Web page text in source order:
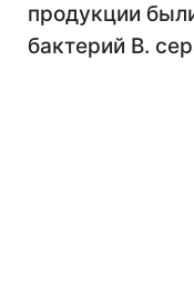
продукции
бактерий B.